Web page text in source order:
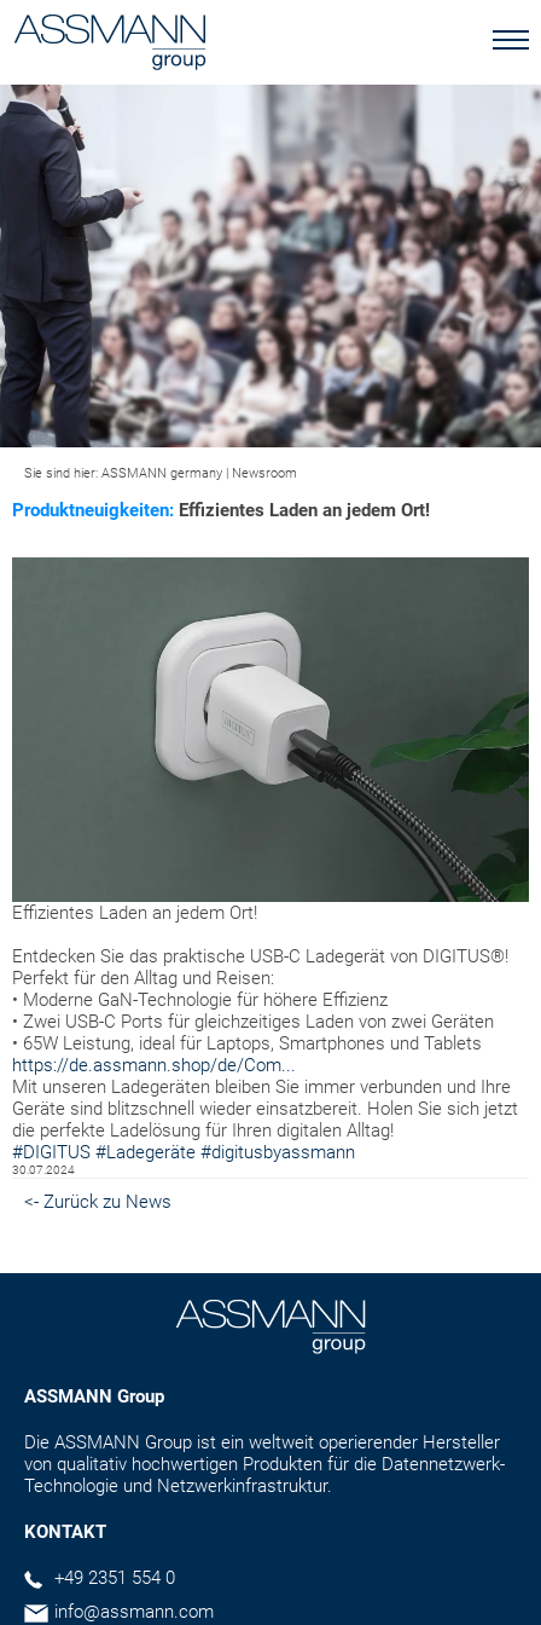
Sie sind hier: ASSMANN germany | Newsroom
Produktneuigkeiten: Effizientes Laden an jedem Ort!
Effizientes Laden an jedem Ort!
Entdecken Sie das praktische USB-C Ladegerät von DIGITUS®!
Perfekt für den Alltag und Reisen:
• Moderne GaN-Technologie für höhere Effizienz
• Zwei USB-C Ports für gleichzeitiges Laden von zwei Geräten
• 65W Leistung, ideal für Laptops, Smartphones und Tablets
https://de.assmann.shop/de/Com...
Mit unseren Ladegeräten bleiben Sie immer verbunden und Ihre
Geräte sind blitzschnell wieder einsatzbereit. Holen Sie sich jetzt
die perfekte Ladelösung für Ihren digitalen Alltag!
#DIGITUS #Ladegeräte #digitusbyassmann
30.07.2024
<- Zurück zu News
ASSMANN Group
Die ASSMANN Group ist ein weltweit operierender Hersteller
von qualitativ hochwertigen Produkten für die Datennetzwerk-
Technologie und Netzwerkinfrastruktur.
KONTAKT
+49 2351 554 0
info@assmann.com